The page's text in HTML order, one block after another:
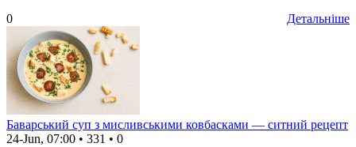
Детальніше
0
Баварський суп з мисливськими ковбасками — ситний рецепт
24-Jun, 07:00 • 331 • 0